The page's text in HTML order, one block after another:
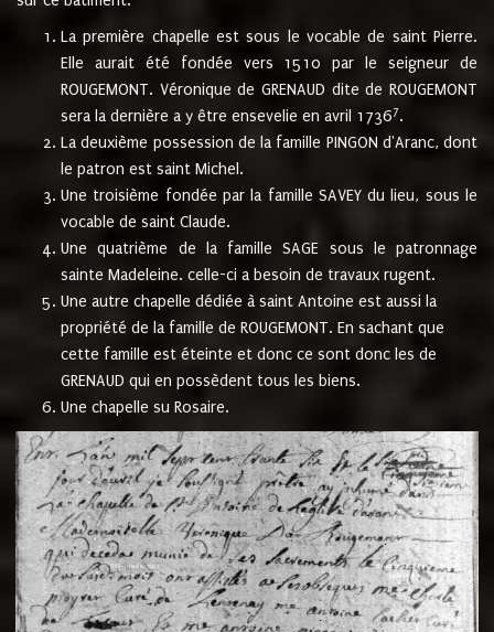
La première chapelle est sous le vocable de saint Pierre.
Elle aurait été fondée vers 1510 par le seigneur de
ROUGEMONT. Véronique de GRENAUD dite de ROUGEMONT
sera la dernière a y être ensevelie en avril 17367.
La deuxième possession de la famille PINGON d'Aranc, dont
le patron est saint Michel.
Une troisième fondée par la famille SAVEY du lieu, sous le
vocable de saint Claude.
Une quatrième de la famille SAGE sous le patronnage
sainte Madeleine. celle-ci a besoin de travaux rugent.
Une autre chapelle dédiée à saint Antoine est aussi la
propriété de la famille de ROUGEMONT. En sachant que
cette famille est éteinte et donc ce sont donc les de
GRENAUD qui en possèdent tous les biens.
Une chapelle su Rosaire.